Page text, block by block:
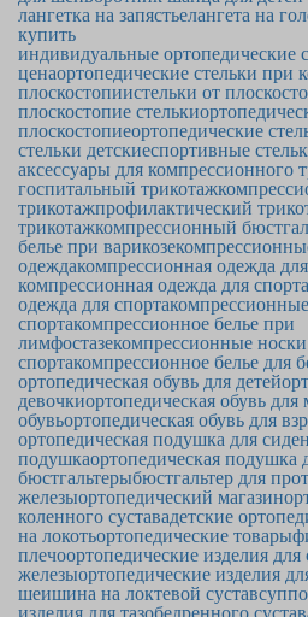
лангетка на запястьелангета на
купить
индивидуальные ортопедические
ценаортопедические стельки при
плоскостопиистельки от
плоскостопие стельки
плоскостопиеортопедические
стельки детскиеспортивные
аксессуары для компрессионного
госпитальный трикотаж
трикотажпрофилактический
трикотажкомпрессионный
белье при варикозе
одеждакомпрессионная одежда
компрессионная одежда для спорта
одежда для спорта
спортакомпрессионное белье при
лимфостазекомпрессионные
спортакомпрессионное белье для
ортопедическая обувь для детей
девочкиортопедическая обувь для
обувьортопедическая обувь для
ортопедическая подушка для
подушкаортопедическая подушка
бюстгальтерыбюстгальтер для
железыортопедический магазин
коленного суставадетские
на локотьортопедические товары
плечоортопедические изделия
железыортопедические изделия
шеишина на локтевой сустав
изделия для тазобедренного